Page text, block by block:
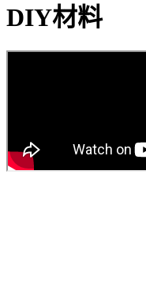
DIY材料